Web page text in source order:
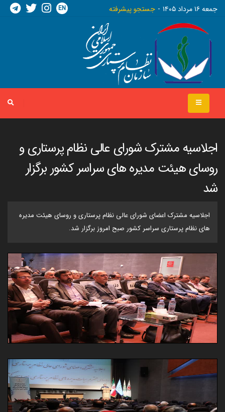
جمعه ١٦ مرداد ١٤٠٥ جستجو پیشرفته EN
اجلاسیه مشترک شورای عالی نظام پرستاری و
روسای هیئت مدیره های سراسر کشور برگزار
شد
اجلاسیه مشترک اعضای شورای عالی نظام پرستاری و روسای هیئت مدیره
های نظام پرستاری سراسر کشور صبح امروز برگزار شد.